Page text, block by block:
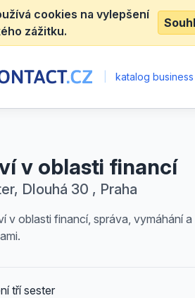
cookies na vylepšení
zážitku.
katalog
v oblasti financí
Dlouhá 30 , Praha
v oblasti financí, správa, vymáhání a
tří sester